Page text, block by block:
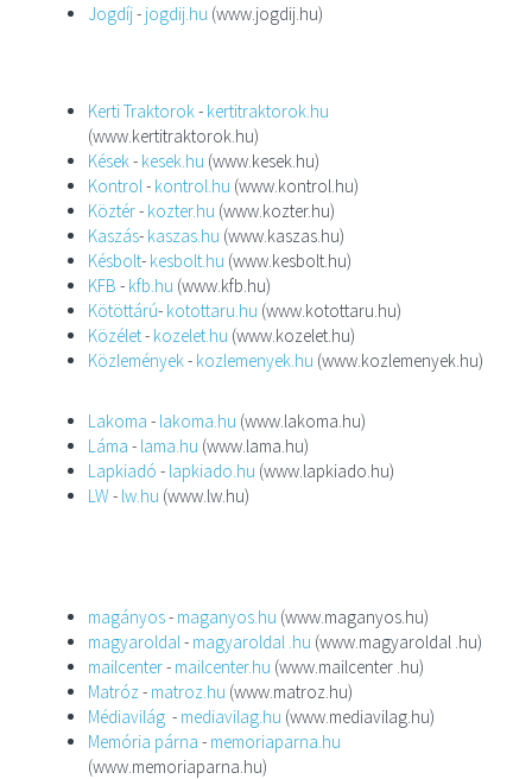
Jogdíj- jogdij.hu (www.jogdij.hu)
Kerti Traktorok- kertitraktorok.hu
(www.kertitraktorok.hu)
Kések- kesek.hu (www.kesek.hu)
Kontrol- kontrol.hu (www.kontrol.hu)
Köztér- kozter.hu (www.kozter.hu)
Kaszás- kaszas.hu (www.kaszas.hu)
Késbolt- kesbolt.hu (www.kesbolt.hu)
KFB - kfb.hu (www.kfb.hu)
Kötöttárú- kotottaru.hu (www.kotottaru.hu)
Közélet- kozelet.hu (www.kozelet.hu)
Közlemények- kozlemenyek.hu (www.kozlemenyek.hu)
Lakoma - lakoma.hu (www.lakoma.hu)
Láma - lama.hu (www.lama.hu)
Lapkiadó - lapkiado.hu (www.lapkiado.hu)
LW - lw.hu (www.lw.hu)
magányos- maganyos.hu (www.maganyos.hu)
magyaroldal- magyaroldal .hu (www.magyaroldal .hu)
mailcenter- mailcenter.hu (www.mailcenter .hu)
Matróz- matroz.hu (www.matroz.hu)
Médiavilág - mediavilag.hu (www.mediavilag.hu)
Memória párna - memoriaparna.hu
(www.memoriaparna.hu)